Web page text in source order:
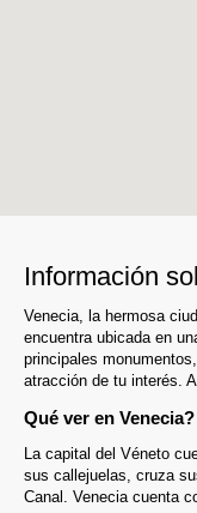
Información
Venecia, la hermosa
encuentra ubicada en
principales
atracción de tu interés.
Qué ver en Venecia?
La capital del Véneto
sus callejuelas, cruza
Canal. Venecia cuenta